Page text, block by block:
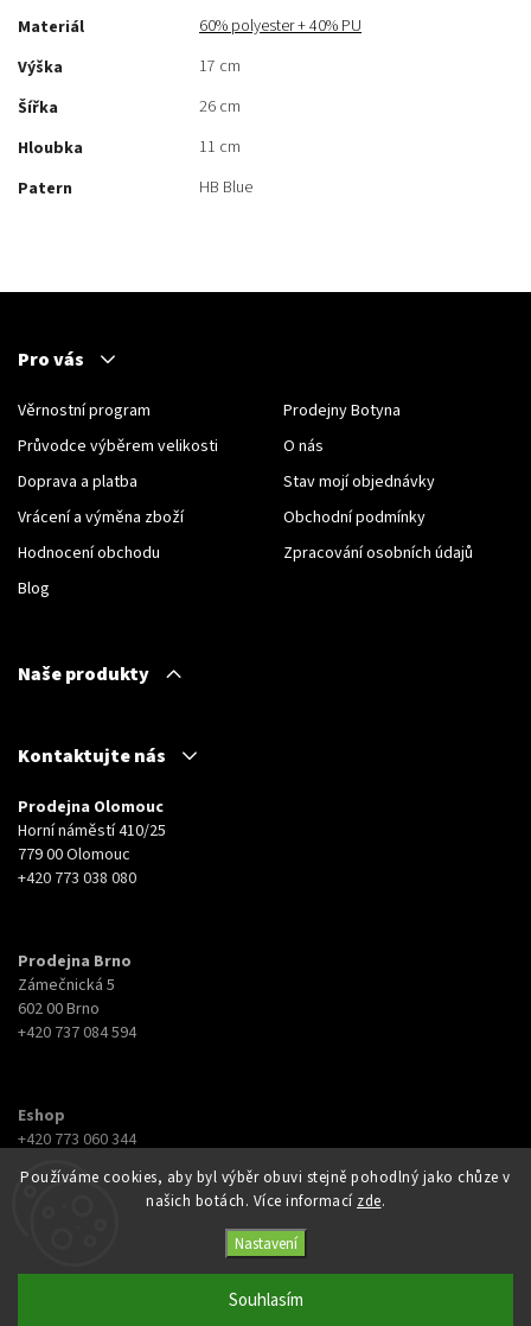
Používáme cookies, aby byl výběr obuvi stejně pohodlný jako chůze v
našich botách. Více informací zde.
Nastavení
Souhlasím
Materiál
60% polyester + 40% PU
Výška
17 cm
Šířka
26 cm
Hloubka
11 cm
Patern
HB Blue
Pro vás
Věrnostní program
Průvodce výběrem velikosti
Doprava a platba
Vrácení a výměna zboží
Hodnocení obchodu
Blog
Prodejny Botyna
O nás
Stav mojí objednávky
Obchodní podmínky
Zpracování osobních údajů
Naše produkty
Kontaktujte nás
Prodejna Olomouc
Horní náměstí 410/25
779 00 Olomouc
+420 773 038 080
Prodejna Brno
Zámečnická 5
602 00 Brno
+420 737 084 594
Eshop
+420 773 060 344
eshop@botyna.cz
Botyna. Všechna práva vyhrazena.